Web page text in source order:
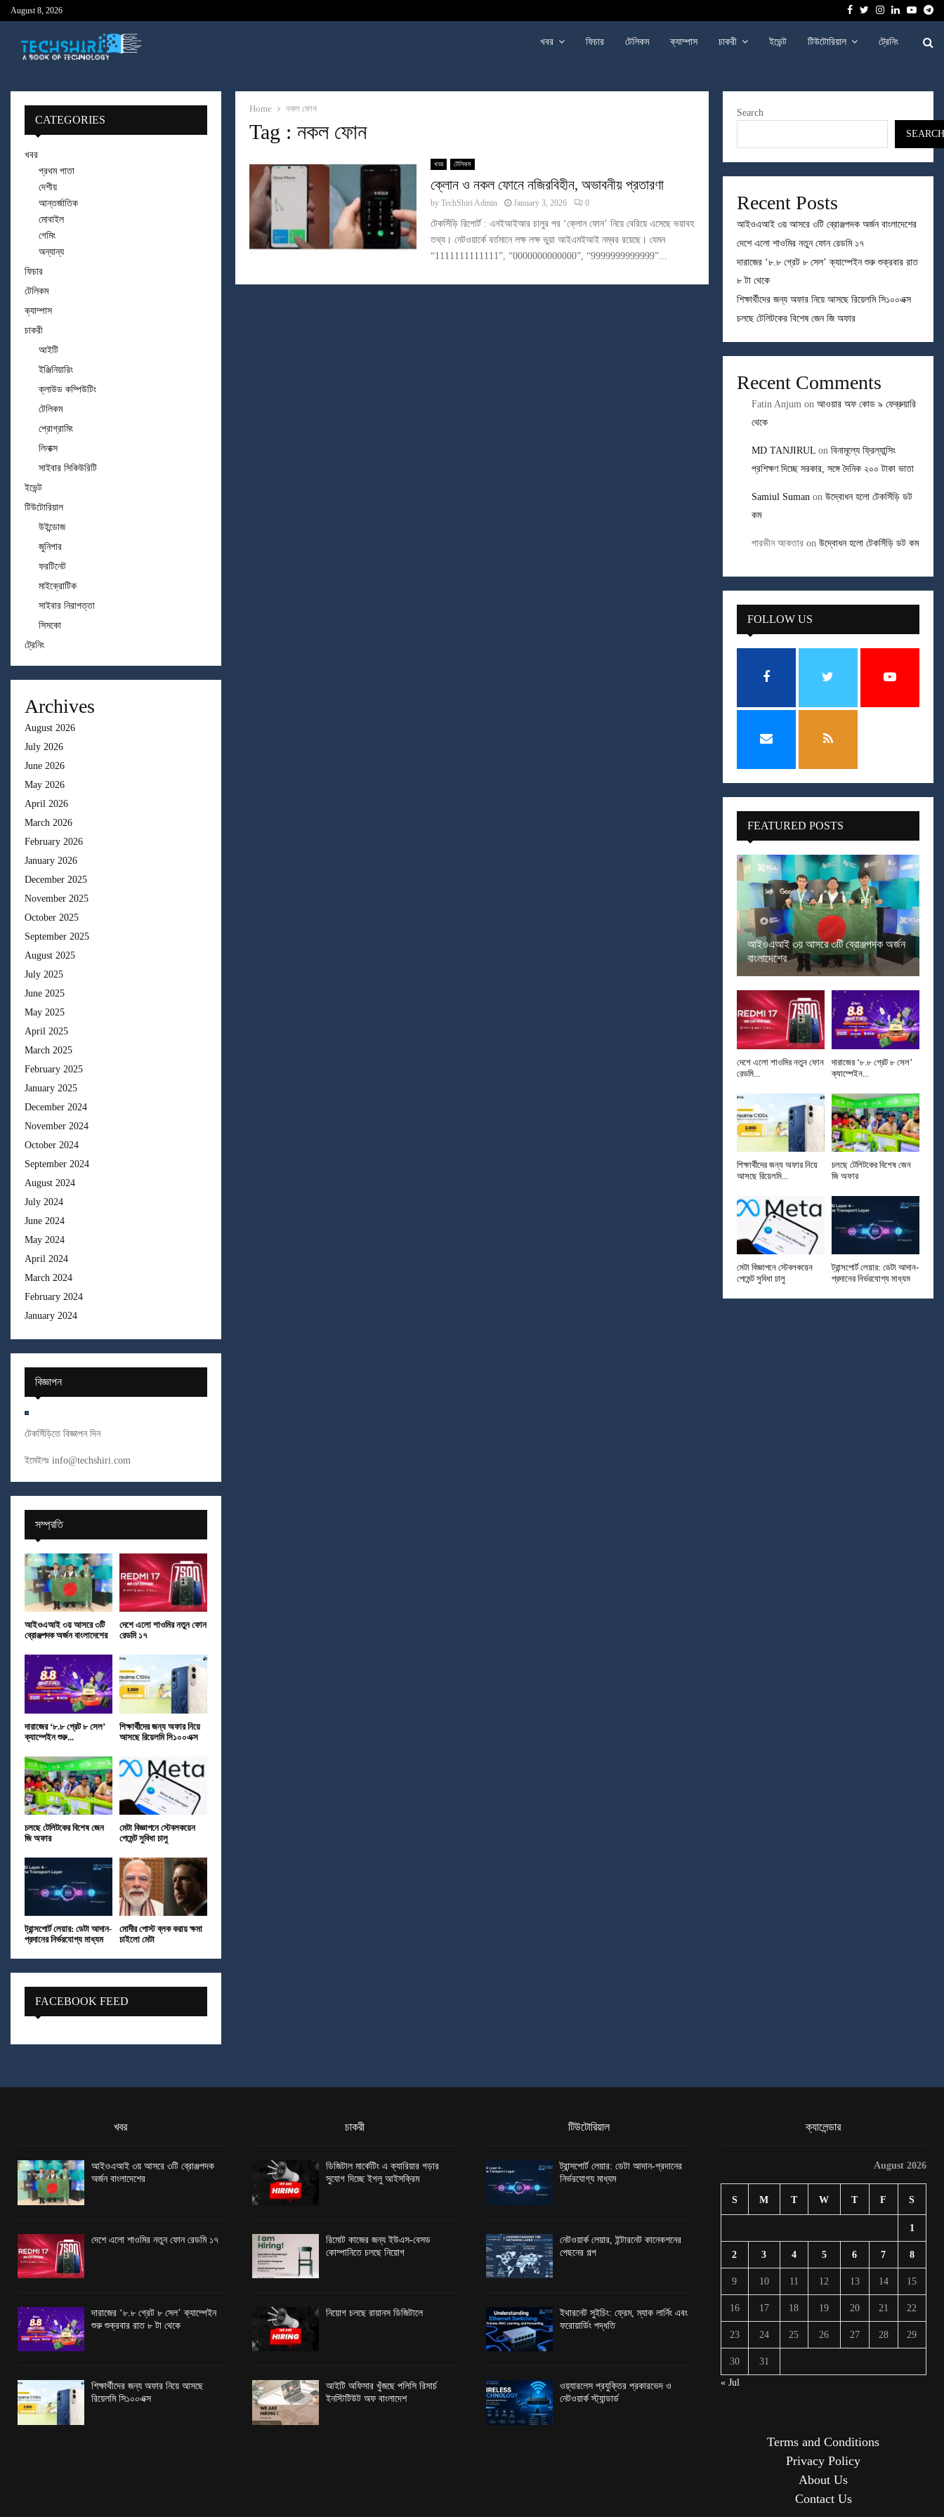
August 8, 2026 FacebookTwitter
Instagram
Linkedin
খবর ফিচার টেলিকম ক্যাম্পাস চাকরী ইভেন্ট টিউটোরিয়াল ট্রেনিং
Home নকল ফোন
Tag : নকল ফোন
খবর টেলিকম
ক্লোন ও নকল ফোনে নজিরবিহীন, অভাবনীয় প্রতারণা
by TechShiri Admin January 3, 2026 0
টেকসিঁড়ি রিপোর্ট : এনইআইআর চালুর পর ‘ক্লোন ফোন’ নিয়ে বেরিয়ে এসেছে ভয়াবহ
তথ্য। নেটওয়ার্কে বর্তমানে লক্ষ লক্ষ ভুয়া আইএমইআই নম্বর রয়েছে। যেমন
“1111111111111”, “0000000000000”, “9999999999999”...
CATEGORIES
খবর
প্রথম পাতা
দেশীয়
আন্তর্জাতিক
মোবাইল
গেমিং
অন্যান্য
ফিচার
টেলিকম
ক্যাম্পাস
চাকরী
আইটি
ইঞ্জিনিয়ারিং
ক্লাউড কম্পিউটিং
টেলিকম
প্রোগ্রামিং
লিনাক্স
সাইবার সিকিউরিটি
ইভেন্ট
টিউটোরিয়াল
উইন্ডোজ
জুনিপার
ফরটিনেট
মাইক্রোটিক
সাইবার নিরাপত্তা
সিসকো
ট্রেনিং
Archives
August 2026
July 2026
June 2026
May 2026
April 2026
March 2026
February 2026
January 2026
December 2025
November 2025
October 2025
September 2025
August 2025
July 2025
June 2025
May 2025
April 2025
March 2025
February 2025
January 2025
December 2024
November 2024
October 2024
September 2024
August 2024
July 2024
June 2024
May 2024
April 2024
March 2024
February 2024
January 2024
বিজ্ঞাপন
টেকসিঁড়িতে বিজ্ঞাপন দিন
ইমেইলঃ info@techshiri.com
সম্প্রতি
আইওএআই ৩য় আসরে ৩টি
ব্রোঞ্জপদক অর্জন বাংলাদেশের
দেশে এলো শাওমির নতুন ফোন
রেডমি ১৭
দারাজের ‘৮.৮ গ্রেট ৮ সেল’
ক্যাম্পেইন শুরু...
শিক্ষার্থীদের জন্য অফার নিয়ে
আসছে রিয়েলমি সি১০০এক্স
চলছে টেলিটকের বিশেষ জেন
জি অফার
মেটা বিজ্ঞাপনে স্টেবলকয়েন
পেমেন্ট সুবিধা চালু
ট্রান্সপোর্ট লেয়ার: ডেটা আদান-
প্রদানের নির্ভরযোগ্য মাধ্যম
মোদীর পোস্ট ব্লক করায় ক্ষমা
চাইলো মেটা
FACEBOOK FEED
Search
SEARCH
Recent Posts
আইওএআই ৩য় আসরে ৩টি ব্রোঞ্জপদক অর্জন বাংলাদেশের
দেশে এলো শাওমির নতুন ফোন রেডমি ১৭
দারাজের ‘৮.৮ গ্রেট ৮ সেল’ ক্যাম্পেইন শুরু শুক্রবার রাত
৮ টা থেকে
শিক্ষার্থীদের জন্য অফার নিয়ে আসছে রিয়েলমি সি১০০এক্স
চলছে টেলিটকের বিশেষ জেন জি অফার
Recent Comments
Fatin Anjum on আওয়ার অফ কোড ৯ ফেব্রুয়ারি
থেকে
MD TANJIRUL on বিনামূল্যে ফ্রিল্যান্সিং
প্রশিক্ষণ দিচ্ছে সরকার, সঙ্গে দৈনিক ২০০ টাকা ভাতা
Samiul Suman on উদ্বোধন হলো টেকসিঁড়ি ডট
কম
পারভীন আকতার on উদ্বোধন হলো টেকসিঁড়ি ডট কম
FOLLOW US
FEATURED POSTS
আইওএআই ৩য় আসরে ৩টি ব্রোঞ্জপদক অর্জন
বাংলাদেশের
দেশে এলো শাওমির নতুন ফোন
রেডমি...
দারাজের ‘৮.৮ গ্রেট ৮ সেল’
ক্যাম্পেইন...
শিক্ষার্থীদের জন্য অফার নিয়ে
আসছে রিয়েলমি...
চলছে টেলিটকের বিশেষ জেন
জি অফার
মেটা বিজ্ঞাপনে স্টেবলকয়েন
পেমেন্ট সুবিধা চালু
ট্রান্সপোর্ট লেয়ার: ডেটা আদান-
প্রদানের নির্ভরযোগ্য মাধ্যম
খবর
আইওএআই ৩য় আসরে ৩টি ব্রোঞ্জপদক
অর্জন বাংলাদেশের
দেশে এলো শাওমির নতুন ফোন রেডমি ১৭
দারাজের ‘৮.৮ গ্রেট ৮ সেল’ ক্যাম্পেইন
শুরু শুক্রবার রাত ৮ টা থেকে
শিক্ষার্থীদের জন্য অফার নিয়ে আসছে
রিয়েলমি সি১০০এক্স
চাকরী
ডিজিটাল মার্কেটিং এ ক্যারিয়ার গড়ার
সুযোগ দিচ্ছে ইগলু আইসক্রিম
রিমোট কাজের জন্য ইউএস-বেসড
কোম্পানিতে চলছে নিয়োগ
নিয়োগ চলছে রায়ানস ডিজিটালে
আইটি অফিসার খুঁজছে পলিসি রিসার্চ
ইনস্টিটিউট অফ বাংলাদেশ
টিউটোরিয়াল
ট্রান্সপোর্ট লেয়ার: ডেটা আদান-প্রদানের
নির্ভরযোগ্য মাধ্যম
নেটওয়ার্ক লেয়ার, ইন্টারনেট কানেকশনের
পেছনের গল্প
ইথারনেট সুইচিং: ফ্রেম, ম্যাক লার্নিং এবং
ফরোয়ার্ডিং পদ্ধতি
ওয়্যারলেস প্রযুক্তির প্রকারভেদ ও
নেটওয়ার্ক স্ট্যান্ডার্ড
ক্যালেন্ডার
August 2026
S M T W T F S
1
2 3 4 5 6 7 8
9 10 11 12 13 14 15
16 17 18 19 20 21 22
23 24 25 26 27 28 29
30
31
« Jul
Terms and Conditions
Privacy Policy
About Us
Contact Us